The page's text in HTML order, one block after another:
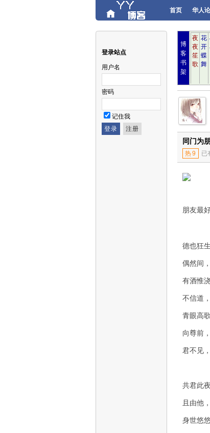
首页 华人
登录站点
用户名
密码
记住我
博
客
书
架
同门为
热9 已
朋友最
德也狂
偶然间
有酒惟
不信道
青眼高
向尊前
君不见
共君此
且由他
身世悠